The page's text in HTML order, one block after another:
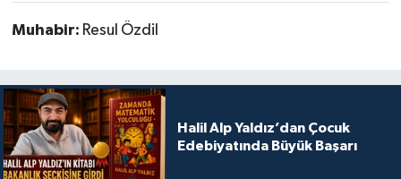
Muhabir: Resul Özdil
Halil Alp Yaldız’dan Çocuk
Edebiyatında Büyük Başarı